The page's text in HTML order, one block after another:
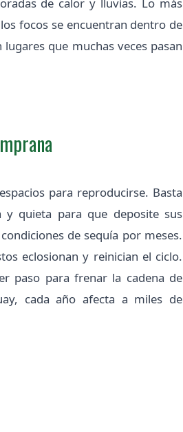
de calor y lluvias. Lo más
focos se encuentran dentro de
que muchas veces pasan
para reproducirse. Basta
y quieta para que deposite sus
de sequía por meses.
eclosionan y reinician el ciclo.
paso para frenar la cadena de
cada año afecta a miles de